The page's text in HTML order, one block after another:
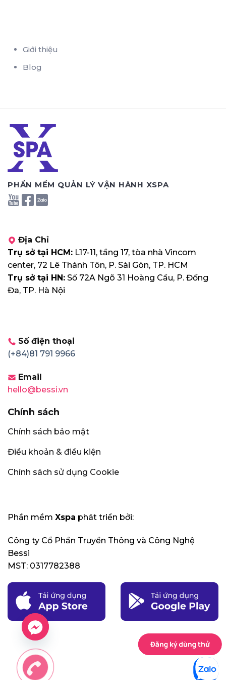
Giới thiệu
Blog
PHẦN MỀM QUẢN LÝ VẬN HÀNH XSPA
Địa Chỉ
Trụ sở tại HCM: L17-11, tầng 17, tòa nhà Vincom
center, 72 Lê Thánh Tôn, P. Sài Gòn, TP. HCM
Trụ sở tại HN: Số 72A Ngõ 31 Hoàng Cầu, P. Đống
Đa, TP. Hà Nội
Số điện thoại
(+84)81 791 9966
Email
hello@bessi.vn
Chính sách
Chính sách bảo mật
Điều khoản & điều kiện
Chính sách sử dụng Cookie
Phần mềm Xspa phát triển bởi:
Công ty Cổ Phần Truyền Thông và Công Nghệ
Bessi
MST: 0317782388